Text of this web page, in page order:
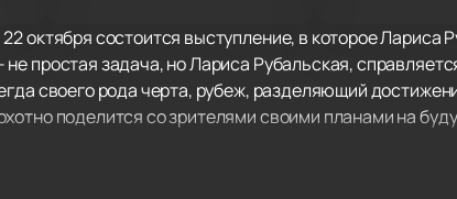
октября состоится выступление, в которое
простая задача, но Лариса Рубальская,
своего рода черта, рубеж, разделяющий
поделится со зрителями своими планами на
побывать на выступлении своей любимой артистки